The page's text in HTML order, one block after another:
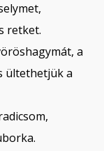
retket.
a
ültethetjük a